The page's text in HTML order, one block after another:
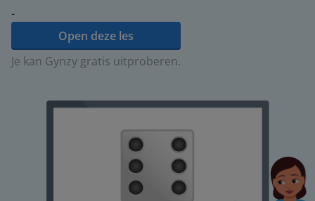
-
Open deze les
Je kan Gynzy gratis uitproberen.